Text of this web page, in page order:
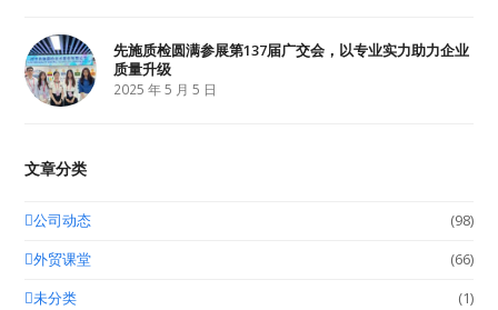
先施质检圆满参展第137届广交会，以专业实力助力企业
质量升级
2025 年 5 月 5 日
文章分类
公司动态
(98)
外贸课堂
(66)
未分类
(1)